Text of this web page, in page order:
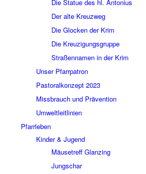
Die Statue des hl. Antonius
Der alte Kreuzweg
Die Glocken der Krim
Die Kreuzigungsgruppe
Straßennamen in der Krim
Unser Pfarrpatron
Pastoralkonzept 2023
Missbrauch und Prävention
Umweltleitlinien
Pfarrleben
Kinder & Jugend
Mäusetreff Glanzing
Jungschar